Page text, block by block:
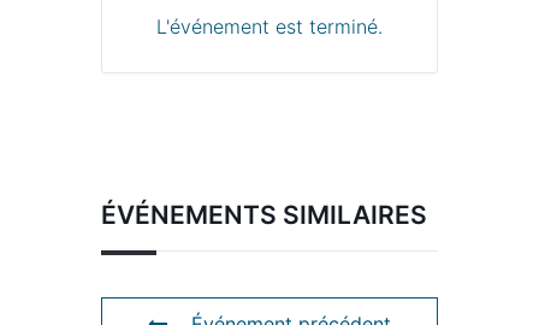
L'événement est terminé.
ÉVÉNEMENTS SIMILAIRES